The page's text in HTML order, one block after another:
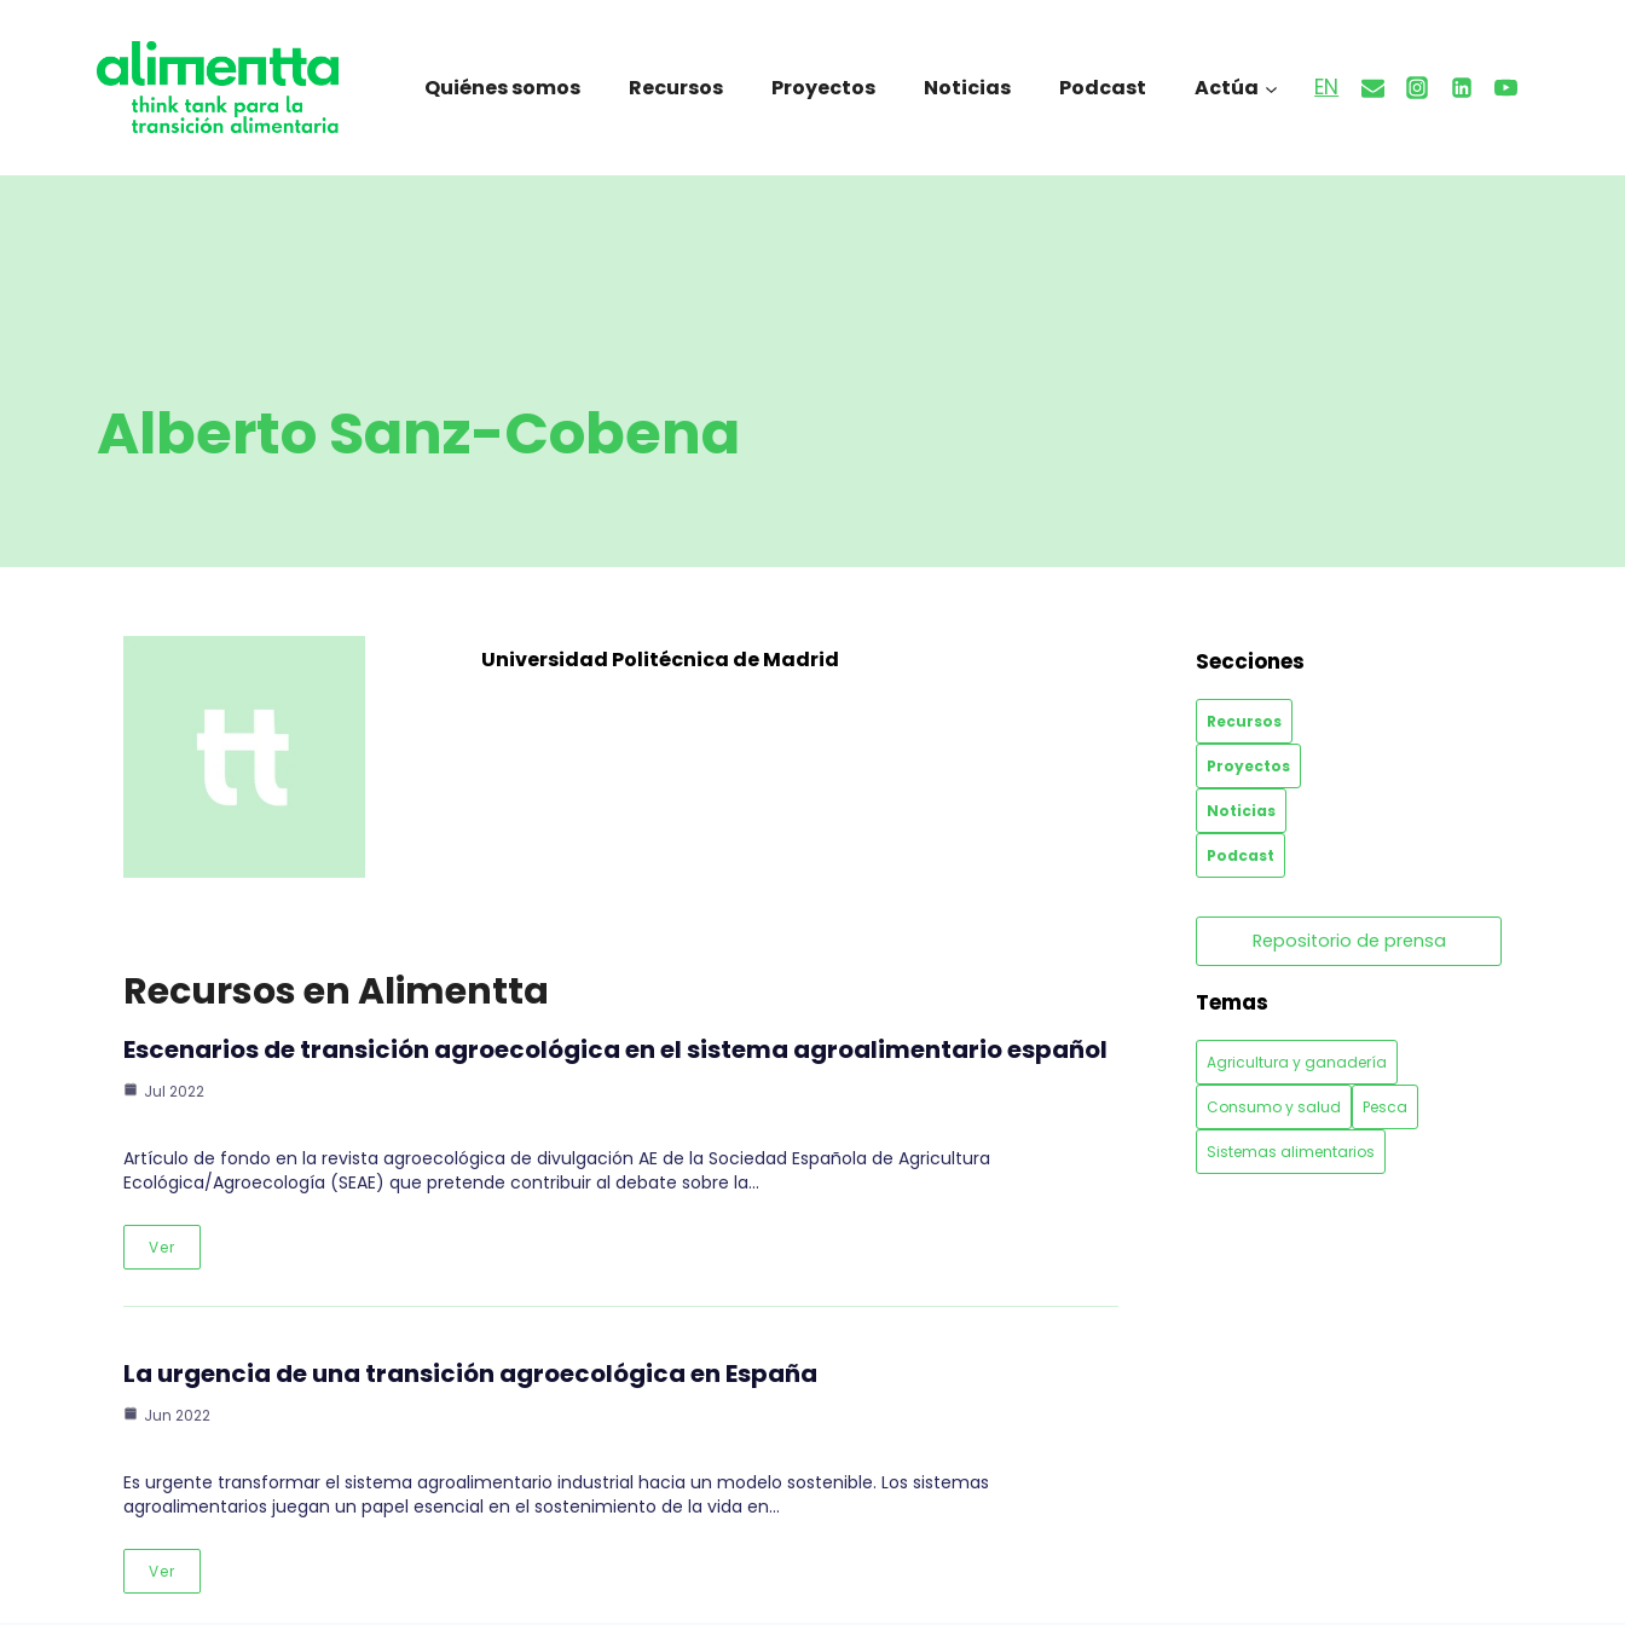
contenido
Quiénes somos Recursos Proyectos Noticias Podcast Actúa EN
Alberto Sanz-Cobena
Universidad Politécnica de Madrid
Recursos en Alimentta
Escenarios de transición agroecológica en el sistema agroalimentario español
Jul 2022
Artículo de fondo en la revista agroecológica de divulgación AE de la Sociedad Española de Agricultura
Ecológica/Agroecología (SEAE) que pretende contribuir al debate sobre la…
Ver
La urgencia de una transición agroecológica en España
Jun 2022
Es urgente transformar el sistema agroalimentario industrial hacia un modelo sostenible. Los sistemas
agroalimentarios juegan un papel esencial en el sostenimiento de la vida en…
Ver
Secciones
Recursos
Proyectos
Noticias
Podcast
Repositorio de prensa
Temas
Agricultura y ganadería
Consumo y salud Pesca
Sistemas alimentarios